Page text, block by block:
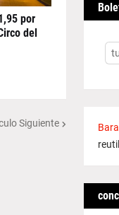
por
del
Siguiente